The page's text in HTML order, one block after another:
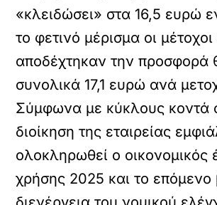
«κλειδώσει» στα 16,5 ευρώ
το φετινό μέρισμα οι
αποδέχτηκαν την προσφορά
συνολικά 17,1 ευρώ ανά
Σύμφωνα με κύκλους κοντά
διοίκηση της εταιρείας
ολοκληρωθεί ο οικονομικός
χρήσης 2025 και το επόμενο